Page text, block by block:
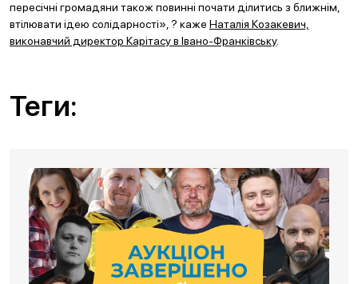
пересічні громадяни також повинні почати ділитись з ближнім,
втілювати ідею солідарності», ? каже Наталія Козакевич,
виконавчий директор Карітасу в Івано-Франківську.
Теги: